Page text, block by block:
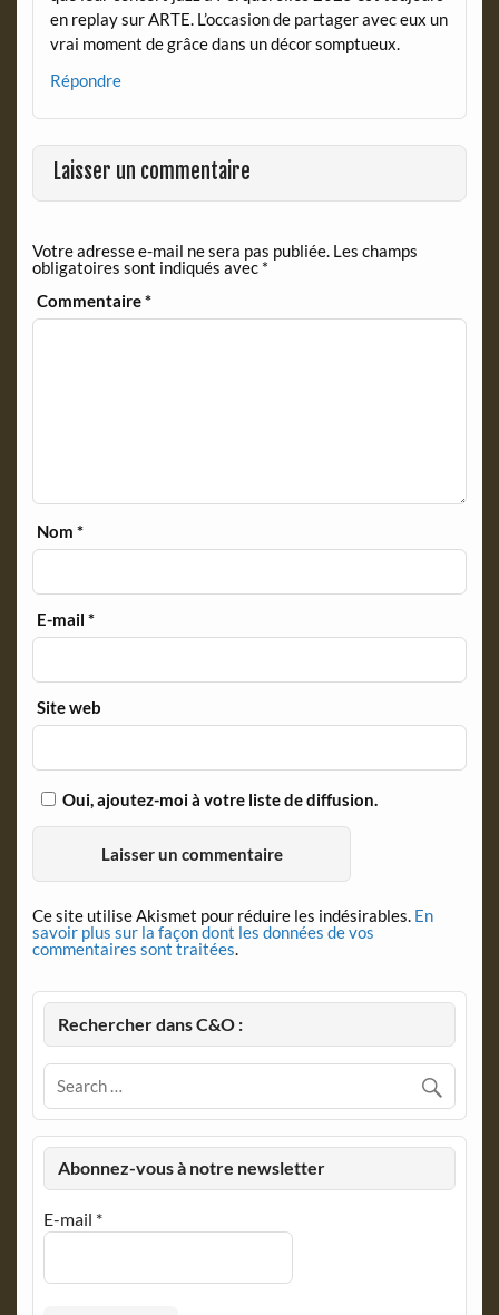
en replay sur ARTE. L’occasion de partager avec eux un
vrai moment de grâce dans un décor somptueux.
Répondre
Laisser un commentaire
Votre adresse e-mail ne sera pas publiée. Les champs
obligatoires sont indiqués avec *
Commentaire*
Nom*
E-mail*
Site web
Oui, ajoutez-moi à votre liste de diffusion.
Ce site utilise Akismet pour réduire les indésirables. En
savoir plus sur la façon dont les données de vos
commentaires sont traitées.
Rechercher dans C&O :
Abonnez-vous à notre newsletter
E-mail *